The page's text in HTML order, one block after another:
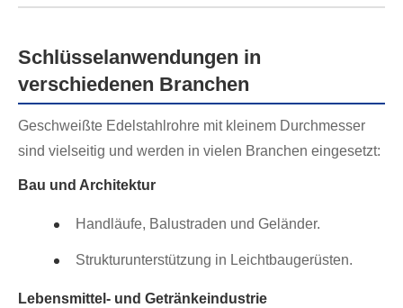
Schlüsselanwendungen in
verschiedenen Branchen
Geschweißte Edelstahlrohre mit kleinem Durchmesser
sind vielseitig und werden in vielen Branchen eingesetzt:
Bau und Architektur
Handläufe, Balustraden und Geländer.
Strukturunterstützung in Leichtbaugerüsten.
Lebensmittel- und Getränkeindustrie